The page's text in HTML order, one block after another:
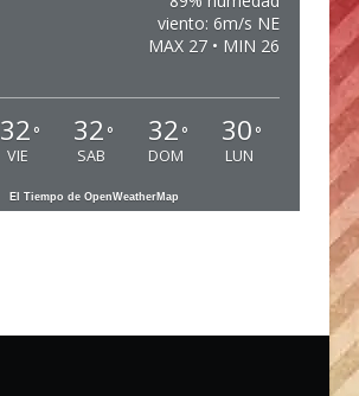
viento: 6m/s NE
MAX 27 • MIN 26
32 °
VIE
32 °
SAB
32 °
DOM
30 °
LUN
El Tiempo de OpenWeatherMap